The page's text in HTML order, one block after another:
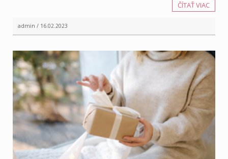
ČÍTAŤ VIAC
admin / 16.02.2023